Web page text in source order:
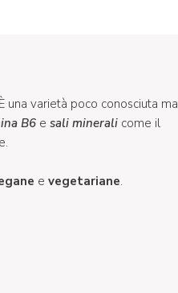
una varietà poco conosciuta ma
B6e sali mineralicome il
e vegetariane.